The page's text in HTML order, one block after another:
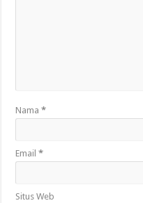
Nama*
Email*
Situs Web